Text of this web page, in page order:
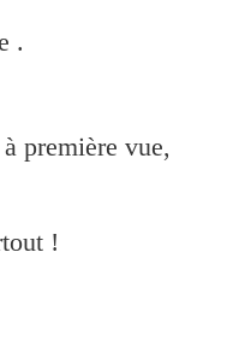
.
première vue,
!